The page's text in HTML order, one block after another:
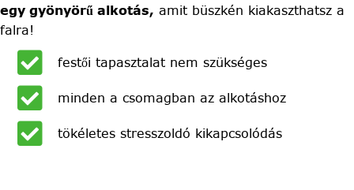
egy gyönyörű alkotás, amit büszkén kiakaszthatsz a
falra!
festői tapasztalat nem szükséges
minden a csomagban az alkotáshoz
tökéletes stresszoldó kikapcsolódás